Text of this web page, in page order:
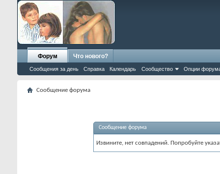
Форум
Сообщения за день Справка Календарь Сообщество Опции
Что нового?
Сообщение форума
Сообщение форума
Извините, нет совпадений. Попробуйте